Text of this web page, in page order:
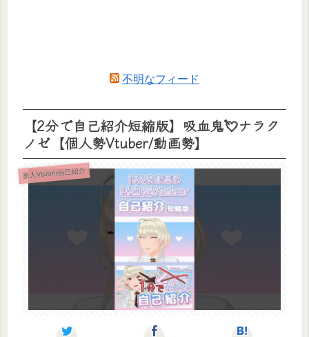
不明なフィード
【2分で自己紹介短縮版】吸血鬼💘ナラク
ノゼ【個人勢Vtuber/動画勢】
新人Vtuber自己紹介